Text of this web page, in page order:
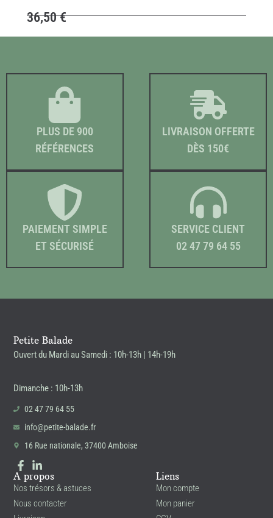
36,50€
PLUS DE 900
RÉFÉRENCES
LIVRAISON OFFERTE
DÈS 150€
PAIEMENT SIMPLE
ET SÉCURISÉ
SERVICE CLIENT
02 47 79 64 55
Petite Balade
Ouvert du Mardi au Samedi : 10h-13h | 14h-19h
Dimanche : 10h-13h
02 47 79 64 55
info@petite-balade.fr
16 Rue nationale, 37400 Amboise
A propos
Nos trésors & astuces
Nous contacter
Liens
Mon compte
Mon panier